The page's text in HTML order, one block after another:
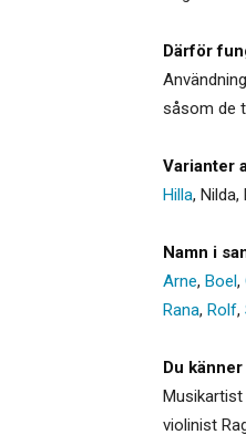
Därför
såsom de
Varianter
Hilla, Nilda,
Namn i
Arne, Boel,
Rana, Rolf,
Du
Musikartist
violinist